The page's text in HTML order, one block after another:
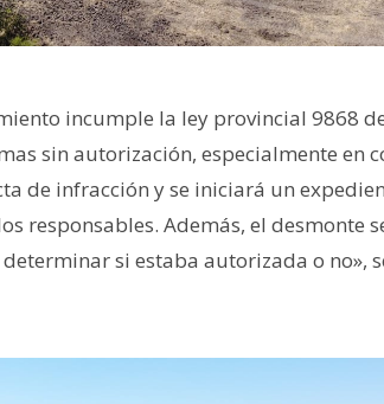
incumple la ley provincial 9868
sin autorización, especialmente en
de infracción y se iniciará un
responsables. Además, el desmonte
si estaba autorizada o no»,